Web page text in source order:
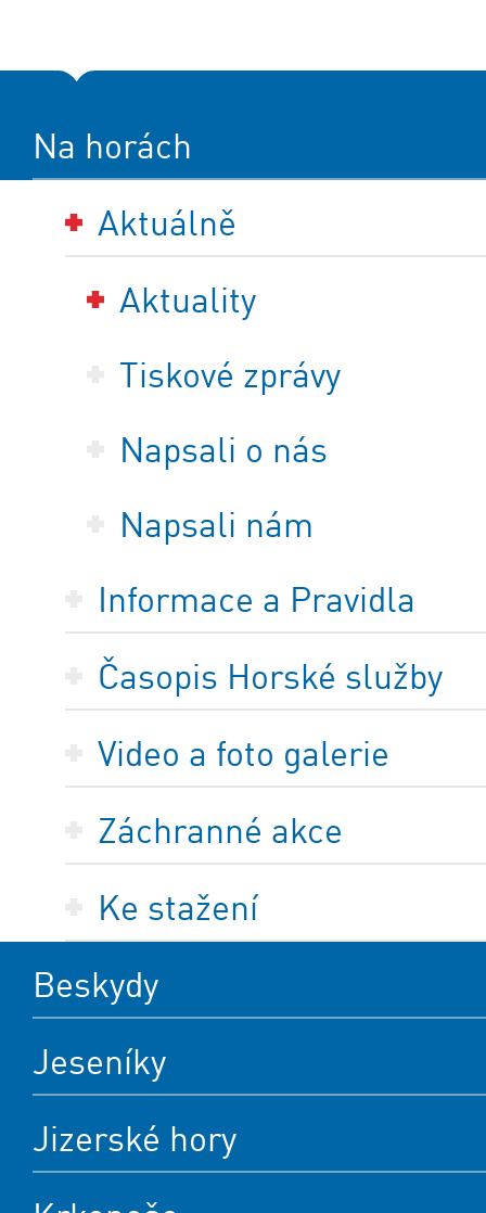
Na horách
Aktuálně
Aktuality
Tiskové zprávy
Napsali o nás
Napsali nám
Informace a Pravidla
Časopis Horské služby
Video a foto galerie
Záchranné akce
Ke stažení
Beskydy
Jeseníky
Jizerské hory